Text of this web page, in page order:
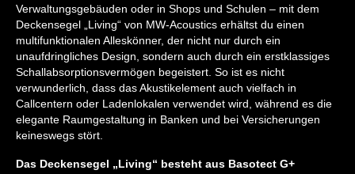
Verwaltungsgebäuden oder in Shops und Schulen – mit dem
Deckensegel „Living“ von MW-Acoustics erhältst du einen
multifunktionalen Alleskönner, der nicht nur durch ein
unaufdringliches Design, sondern auch durch ein erstklassiges
Schallabsorptionsvermögen begeistert. So ist es nicht
verwunderlich, dass das Akustikelement auch vielfach in
Callcentern oder Ladenlokalen verwendet wird, während es die
elegante Raumgestaltung in Banken und bei Versicherungen
keineswegs stört.
Das Deckensegel „Living“ besteht aus Basotect G+